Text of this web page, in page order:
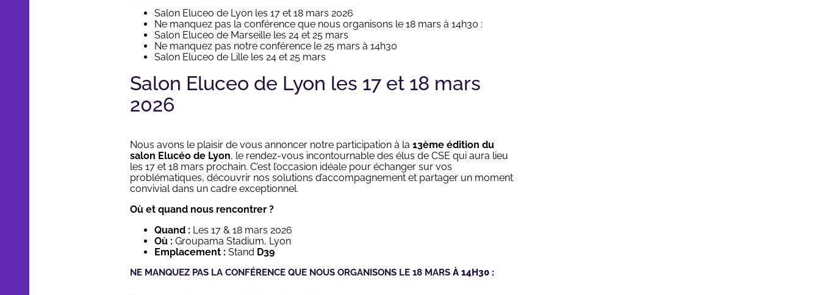
Salon Eluceo de Lyon les 17 et 18 mars 2026
Ne manquez pas la conférence que nous organisons le 18 mars à 14h30 :
Salon Eluceo de Marseille les 24 et 25 mars
Ne manquez pas notre conférence le 25 mars à 14h30
Salon Eluceo de Lille les 24 et 25 mars
Salon Eluceo de Lyon les 17 et 18 mars
2026
Nous avons le plaisir de vous annoncer notre participation à la 13ème édition du
salon Elucéo de Lyon, le rendez-vous incontournable des élus de CSE qui aura lieu
les 17 et 18 mars prochain. C’est l’occasion idéale pour échanger sur vos
problématiques, découvrir nos solutions d’accompagnement et partager un moment
convivial dans un cadre exceptionnel.
Où et quand nous rencontrer ?
Quand : Les 17 & 18 mars 2026
Où : Groupama Stadium, Lyon
Emplacement : Stand D39
NE MANQUEZ PAS LA CONFÉRENCE QUE NOUS ORGANISONS LE 18 MARS À 14H30 :